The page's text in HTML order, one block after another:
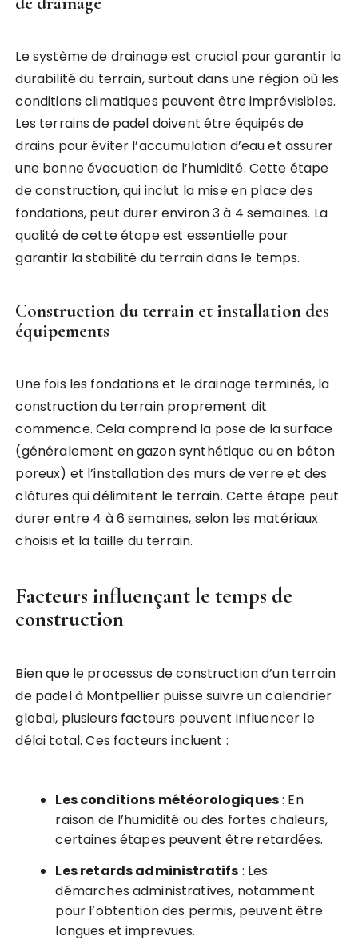
Le système de drainage est crucial pour garantir la
durabilité du terrain, surtout dans une région où les
conditions climatiques peuvent être imprévisibles.
Les terrains de padel doivent être équipés de
drains pour éviter l’accumulation d’eau et assurer
une bonne évacuation de l’humidité. Cette étape
de construction, qui inclut la mise en place des
fondations, peut durer environ 3 à 4 semaines. La
qualité de cette étape est essentielle pour
garantir la stabilité du terrain dans le temps.
Construction du terrain et installation des
équipements
Une fois les fondations et le drainage terminés, la
construction du terrain proprement dit
commence. Cela comprend la pose de la surface
(généralement en gazon synthétique ou en béton
poreux) et l’installation des murs de verre et des
clôtures qui délimitent le terrain. Cette étape peut
durer entre 4 à 6 semaines, selon les matériaux
choisis et la taille du terrain.
Facteurs influençant le temps de
construction
Bien que le processus de construction d’un terrain
de padel à Montpellier puisse suivre un calendrier
global, plusieurs facteurs peuvent influencer le
délai total. Ces facteurs incluent :
Les conditions météorologiques: En
raison de l’humidité ou des fortes chaleurs,
certaines étapes peuvent être retardées.
Les retards administratifs : Les
démarches administratives, notamment
pour l’obtention des permis, peuvent être
longues et imprevues.